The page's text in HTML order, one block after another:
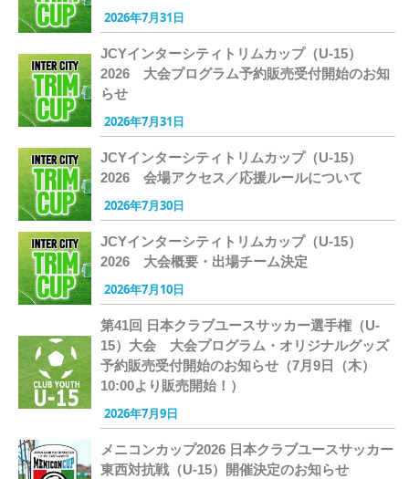
2026年7月31日
JCYインターシティトリムカップ（U-15）
2026 大会プログラム予約販売受付開始のお知
らせ
2026年7月31日
JCYインターシティトリムカップ（U-15）
2026 会場アクセス／応援ルールについて
2026年7月30日
JCYインターシティトリムカップ（U-15）
2026 大会概要・出場チーム決定
2026年7月10日
第41回 日本クラブユースサッカー選手権（U-
15）大会 大会プログラム・オリジナルグッズ
予約販売受付開始のお知らせ（7月9日（木）
10:00より販売開始！）
2026年7月9日
メニコンカップ2026 日本クラブユースサッカー
東西対抗戦（U-15）開催決定のお知らせ